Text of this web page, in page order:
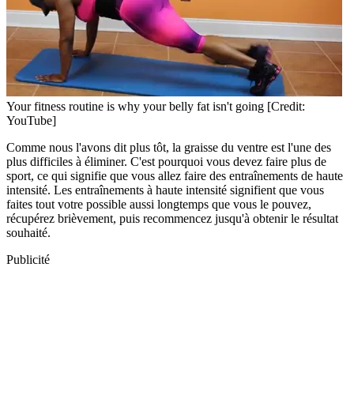
Your fitness routine is why your belly fat isn't going [Credit:
YouTube]
Comme nous l'avons dit plus tôt, la graisse du ventre est l'une des
plus difficiles à éliminer. C'est pourquoi vous devez faire plus de
sport, ce qui signifie que vous allez faire des entraînements de haute
intensité. Les entraînements à haute intensité signifient que vous
faites tout votre possible aussi longtemps que vous le pouvez,
récupérez brièvement, puis recommencez jusqu'à obtenir le résultat
souhaité.
Publicité